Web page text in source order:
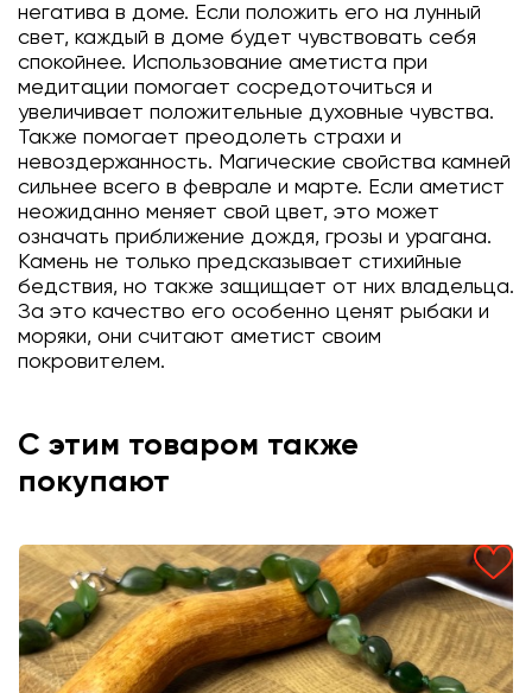
негатива в доме. Если положить его на лунный
свет, каждый в доме будет чувствовать себя
спокойнее. Использование аметиста при
медитации помогает сосредоточиться и
увеличивает положительные духовные чувства.
Также помогает преодолеть страхи и
невоздержанность. Магические свойства камней
сильнее всего в феврале и марте. Если аметист
неожиданно меняет свой цвет, это может
означать приближение дождя, грозы и урагана.
Камень не только предсказывает стихийные
бедствия, но также защищает от них владельца.
За это качество его особенно ценят рыбаки и
моряки, они считают аметист своим
покровителем.
С этим товаром также
покупают